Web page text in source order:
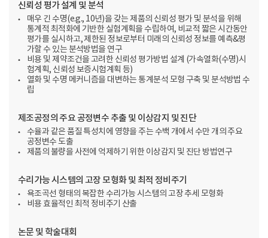
신뢰성 평가 설계 및 분석
매우 긴 수명(e.g., 10년)을 갖는 제품의 신뢰성 평가 및 분석을 위해
통계적 최적화에 기반한 실험계획을 수립하여, 비교적 짧은 시간동안
평가를 실시하고, 제한된 정보로부터 미래의 신뢰성 정보를 예측&평
가할 수 있는 분석방법을 연구
비용 및 제약조건을 고려한 신뢰성 평가방법 설계 (가속열화(수명)시
험계획, 신뢰성 보증시험계획 등)
열화 및 수명 메커니즘을 대변하는 통계분석 모형 구축 및 분석방법 수
립
제조공정의 주요 공정변수 추출 및 이상감지 및 진단
수율과 같은 품질 특성치에 영향을 주는 수백 개에서 수만 개의 주요
공정변수 도출
제품의 불량을 사전에 억제하기 위한 이상감지 및 진단 방법연구
수리가능 시스템의 고장 모형화 및 최적 정비주기
욕조곡선 형태의 복잡한 수리가능 시스템의 고장 추세 모형화
비용 효율적인 최적 정비주기 산출
논문 및 학술대회